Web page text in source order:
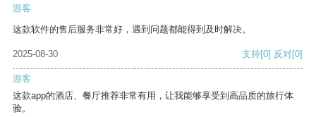
游客
这款软件的售后服务非常好，遇到问题都能得到及时解决。
2025-08-30 支持[0] 反对[0]
游客
这款app的酒店、餐厅推荐非常有用，让我能够享受到高品质的旅行体
验。